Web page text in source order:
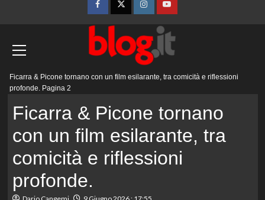
FacebookTwitterInstagramYouTube
principale
Ficarra & Picone tornano con un film esilarante, tra comicità e riflessioni
profonde. Pagina 2
Ficarra & Picone tornano
con un film esilarante, tra
comicità e riflessioni
profonde.